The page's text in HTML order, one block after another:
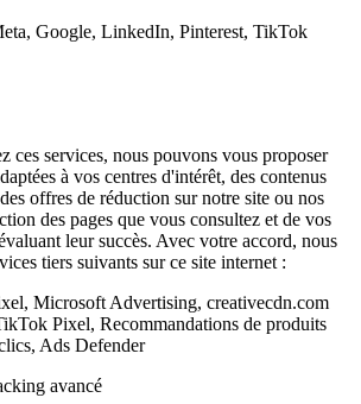
Google, LinkedIn, Pinterest, TikTok
ces services, nous pouvons vous proposer
à vos centres d'intérêt, des contenus
offres de réduction sur notre site ou nos
des pages que vous consultez et de vos
leur succès. Avec votre accord, nous
tiers suivants sur ce site internet :
Microsoft Advertising, creativecdn.com
Pixel, Recommandations de produits
Ads Defender
avancé